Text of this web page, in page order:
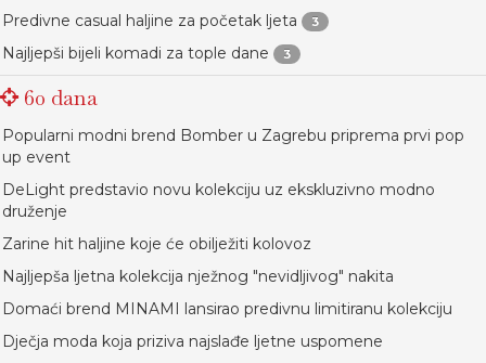
Predivne casual haljine za početak ljeta 3
Najljepši bijeli komadi za tople dane 3
60 dana
Popularni modni brend Bomber u Zagrebu priprema prvi pop
up event
DeLight predstavio novu kolekciju uz ekskluzivno modno
druženje
Zarine hit haljine koje će obilježiti kolovoz
Najljepša ljetna kolekcija nježnog "nevidljivog" nakita
Domaći brend MINAMI lansirao predivnu limitiranu kolekciju
Dječja moda koja priziva najslađe ljetne uspomene